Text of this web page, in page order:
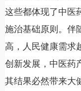
这些都体现了中医
施治基础原则。伴
高，人民健康需求
创新发展，中医药
其结果必然带来大